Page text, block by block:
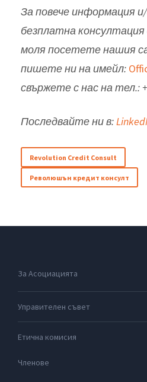
За повече информация
безплатна
моля посетете нашия
пишете ни на имейл:
свържете с нас на тел.: +
Последвайте ни в:
Revolution Credit Consult
Революшън кредит консулт
За Асоциацията
Управителен съвет
Етична комисия
Членове